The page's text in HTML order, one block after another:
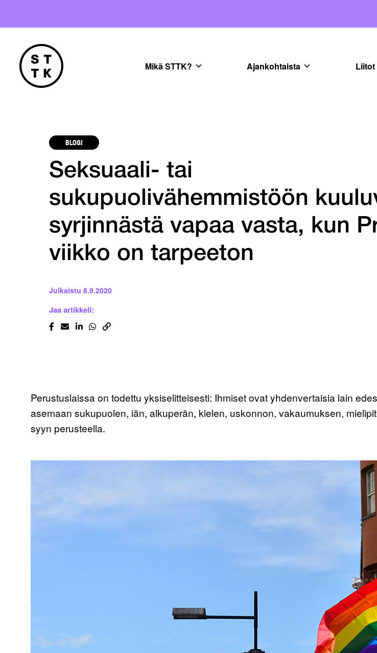
Mikä STTK? Ajankohtaista Liitot
BLOGI
Seksuaali- tai
sukupuolivähemmistöön
syrjinnästä vapaa vasta, kun
viikko on tarpeeton
Julkaistu 8.9.2020
Jaa artikkeli:
Perustuslaissa on todettu yksiselitteisesti: Ihmiset ovat yhdenvertaisia lain
asemaan sukupuolen, iän, alkuperän, kielen, uskonnon, vakaumuksen,
syyn perusteella.